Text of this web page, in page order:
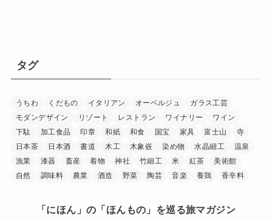
タグ
うちわ くだもの イタリアン オーベルジュ
ガラス工芸
モダンデザイン
リゾート レストラン ワイナリー
ワイン
下駄
加工食品 印章 和紙 和食 国宝 家具 富士山
寺
日本茶
日本酒 書道 木工 木象嵌 染め物 水晶細工
温泉
漁業
漆器 畜産 着物 神社 竹細工 米 紅茶
美術館
自然
調味料 農業 酒造 野菜 陶芸 音楽 養鶏 香辛料
「にほん」の「ほんもの」を巡る旅マガジン